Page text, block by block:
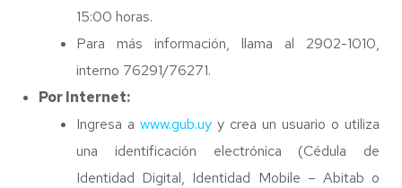
15:00 horas.
Para más información, llama al 2902-1010,
interno 76291/76271.
Por Internet:
Ingresa a www.gub.uy y crea un usuario o utiliza
una identificación electrónica (Cédula de
Identidad Digital, Identidad Mobile – Abitab o